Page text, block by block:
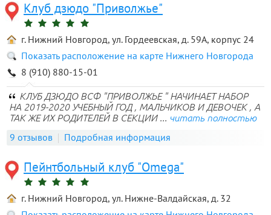
Клуб дзюдо "Приволжье"
г. Нижний Новгород, ул. Гордеевская, д. 59А, корпус 24
Показать расположение на карте Нижнего Новгорода
8 (910) 880-15-01
КЛУБ ДЗЮДО ВСФ "ПРИВОЛЖЬЕ " НАЧИНАЕТ НАБОР
НА 2019-2020 УЧЕБНЫЙ ГОД , МАЛЬЧИКОВ И ДЕВОЧЕК , А
ТАК ЖЕ ИХ РОДИТЕЛЕЙ В СЕКЦИИ ... читать полностью
9 отзывов Подробная информация
Пейнтбольный клуб "Omega"
г. Нижний Новгород, ул. Нижне-Валдайская, д. 32